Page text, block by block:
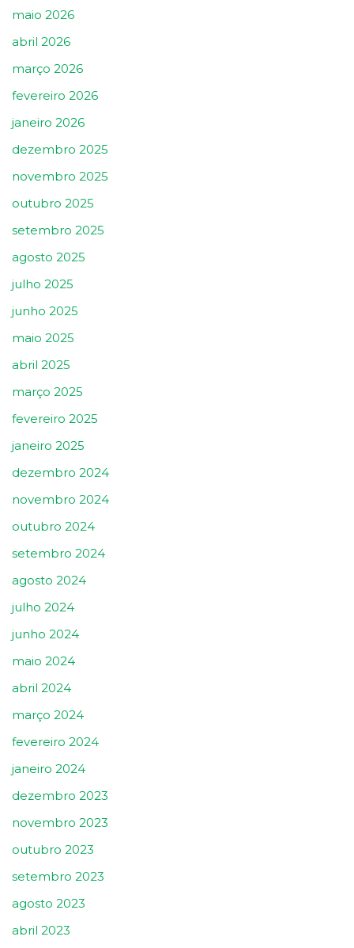
maio 2026
abril 2026
março 2026
fevereiro 2026
janeiro 2026
dezembro 2025
novembro 2025
outubro 2025
setembro 2025
agosto 2025
julho 2025
junho 2025
maio 2025
abril 2025
março 2025
fevereiro 2025
janeiro 2025
dezembro 2024
novembro 2024
outubro 2024
setembro 2024
agosto 2024
julho 2024
junho 2024
maio 2024
abril 2024
março 2024
fevereiro 2024
janeiro 2024
dezembro 2023
novembro 2023
outubro 2023
setembro 2023
agosto 2023
abril 2023